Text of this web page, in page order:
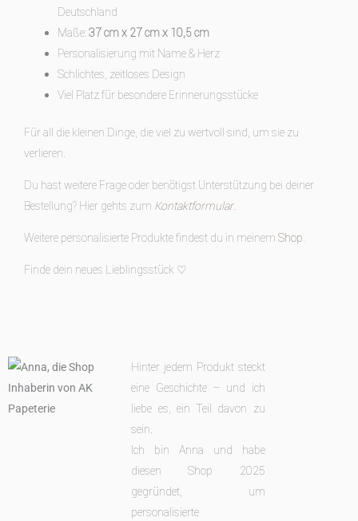
Deutschland
Maße:37 cm x 27 cm x 10,5 cm
Personalisierung mit Name & Herz
Schlichtes, zeitloses Design
Viel Platz für besondere Erinnerungsstücke
Für all die kleinen Dinge, die viel zu wertvoll sind, um sie zu
verlieren.
Du hast weitere Frage oder benötigst Unterstützung bei deiner
Bestellung? Hier gehts zum Kontaktformular.
Weitere personalisierte Produkte findest du in meinem Shop.
Finde dein neues Lieblingsstück ♡
Hinter jedem Produkt steckt
eine Geschichte – und ich
liebe es, ein Teil davon zu
sein.
Ich bin Anna und habe
diesen Shop 2025
gegründet, um
personalisierte